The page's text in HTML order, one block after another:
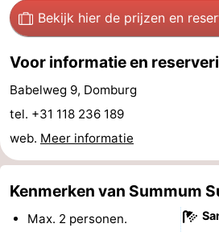
doen
-
Musea
Molens
-
Vuurtorens
Uitkijkpunten
Attracties
-
Bekijk hier de prijzen en
Voor informatie en
Babelweg 9, Domburg
tel. +31 118 236 189
web. Meer informatie
Kenmerken van Summum
Max. 2 personen.